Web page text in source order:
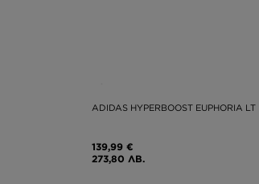
ADIDAS HYPERBOOST EUPHORIA LT
139,99 €
273,80 ЛВ.